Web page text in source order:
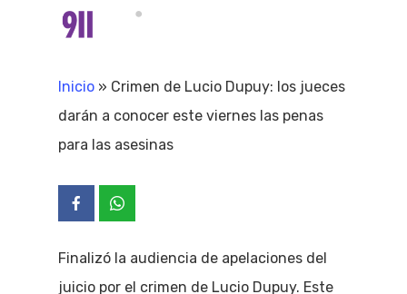
Inicio » Crimen de Lucio Dupuy: los jueces
darán a conocer este viernes las penas
para las asesinas
Finalizó la audiencia de apelaciones del
juicio por el crimen de Lucio Dupuy. Este